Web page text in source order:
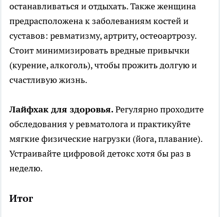
останавливаться и отдыхать. Также женщина
предрасположена к заболеваниям костей и
суставов: ревматизму, артриту, остеоартрозу.
Стоит минимизировать вредные привычки
(курение, алкоголь), чтобы прожить долгую и
счастливую жизнь.
Лайфхак для здоровья.Регулярно проходите
обследования у ревматолога и практикуйте
мягкие физические нагрузки (йога, плавание).
Устраивайте цифровой детокс хотя бы раз в
неделю.
Итог